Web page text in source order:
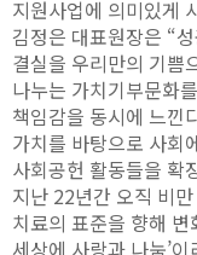
지원사업에 의미있게
김정은 대표원장은 “
결실을 우리만의 기쁨
나누는 가치기부문화
책임감을 동시에 느낀
가치를 바탕으로 사회
사회공헌 활동들을 확
지난 22년간 오직 비
치료의 표준을 향해
세상에 사랑과 나눔’이